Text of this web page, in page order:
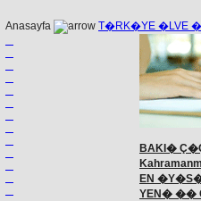
Anasayfa T�RK�YE �LVE
BAKI�
EN �Y�S�
YEN� ��